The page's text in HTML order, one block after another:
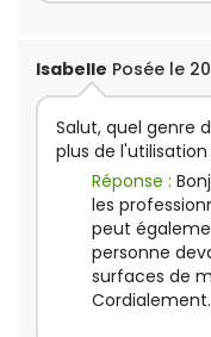
Isabelle Posée le
Salut, quel genre
plus de
Réponse :
les
peut
personne
surfaces de
Cordialement.